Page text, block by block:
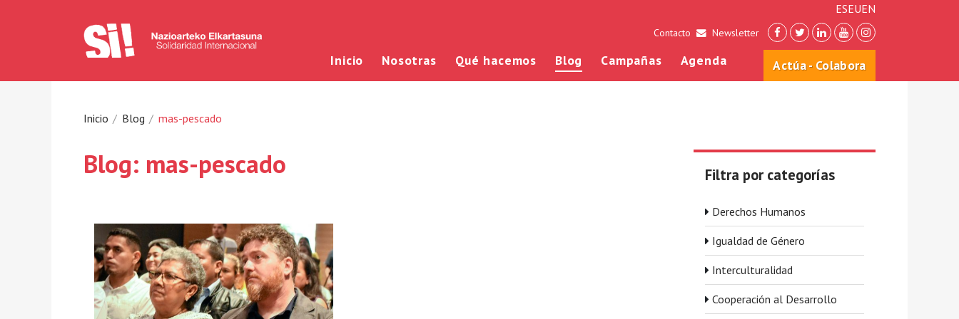
ESEUEN
Contacto Newsletter
Inicio Nosotras Qué hacemos Blog Campañas Agenda Actúa - Colabora
Inicio Blog mas-pescado
Blog: mas-pescado Filtra por categorías
Derechos Humanos
Igualdad de Género
Interculturalidad
Cooperación al Desarrollo